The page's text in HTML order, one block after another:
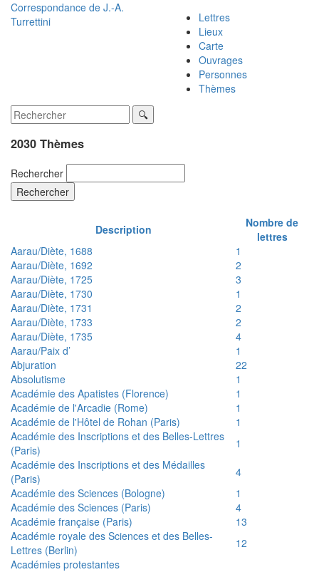
Correspondance de J.-A.
Turrettini
Lettres
Lieux
Carte
Ouvrages
Personnes
Thèmes
2030 Thèmes
Rechercher
Rechercher
Description
Nombre de
lettres
Aarau/Diète, 1688
1
Aarau/Diète, 1692
2
Aarau/Diète, 1725
3
Aarau/Diète, 1730
1
Aarau/Diète, 1731
2
Aarau/Diète, 1733
2
Aarau/Diète, 1735
4
Aarau/Paix d’
1
Abjuration
22
Absolutisme
1
Académie des Apatistes (Florence)
1
Académie de l'Arcadie (Rome)
1
Académie de l'Hôtel de Rohan (Paris)
1
Académie des Inscriptions et des Belles-Lettres
(Paris)
1
Académie des Inscriptions et des Médailles
(Paris)
4
Académie des Sciences (Bologne)
1
Académie des Sciences (Paris)
4
Académie française (Paris)
13
Académie royale des Sciences et des Belles-
Lettres (Berlin)
12
Académies protestantes